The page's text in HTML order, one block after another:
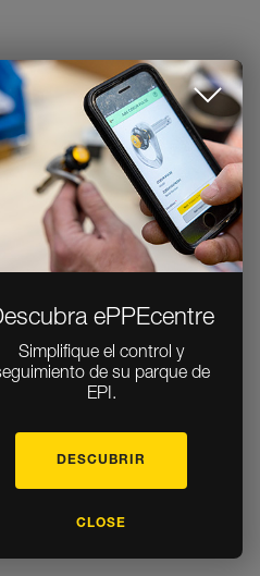
ePPEcentre
Simplifique el control y
de su parque de
EPI.
DESCUBRIR
CLOSE
personales y gestión de cookies
peligrosas. Cada usuario debe haber
para la utilización de los equipos
actividades.